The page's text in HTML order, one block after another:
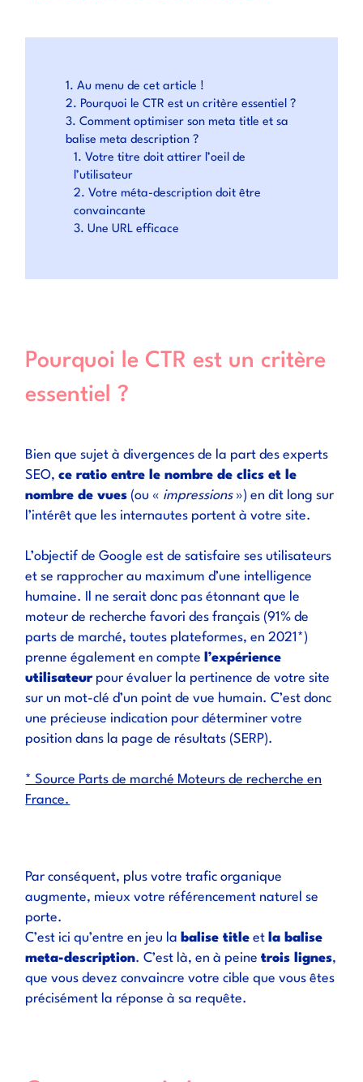
Au menu de cet article !
Pourquoi le CTR est un critère essentiel ?
Comment optimiser son meta title et sa
balise meta description ?
Votre titre doit attirer l’oeil de
l’utilisateur
Votre méta-description doit être
convaincante
Une URL efficace
Pourquoi le CTR est un critère
essentiel ?
Bien que sujet à divergences de la part des experts
SEO,ce ratio entre le nombre de clics et le
nombre de vues (ou « impressions») en dit long sur
l’intérêt que les internautes portent à votre site.
L’objectif de Google est de satisfaire ses utilisateurs
et se rapprocher au maximum d’une intelligence
humaine. Il ne serait donc pas étonnant que le
moteur de recherche favori des français (91% de
parts de marché, toutes plateformes, en 2021*)
prenne également en compte l’expérience
utilisateurpour évaluer la pertinence de votre site
sur un mot-clé d’un point de vue humain. C’est donc
une précieuse indication pour déterminer votre
position dans la page de résultats (SERP).
* Source Parts de marché Moteurs de recherche en
France.
Par conséquent, plus votre trafic organique
augmente, mieux votre référencement naturel se
porte.
C’est ici qu’entre en jeu la balise title et la balise
meta-description. C’est là, en à peinetrois lignes,
que vous devez convaincre votre cible que vous êtes
précisément la réponse à sa requête.